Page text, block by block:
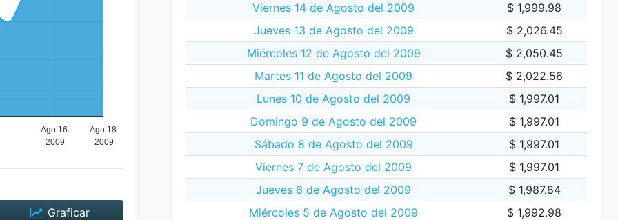
Graficar
Viernes 14 de Agosto del 2009
$ 1,999.98
Jueves 13 de Agosto del 2009
$ 2,026.45
Miércoles 12 de Agosto del 2009
$ 2,050.45
Martes 11 de Agosto del 2009
$ 2,022.56
Lunes 10 de Agosto del 2009
$ 1,997.01
Domingo 9 de Agosto del 2009
$ 1,997.01
Sábado 8 de Agosto del 2009
$ 1,997.01
Viernes 7 de Agosto del 2009
$ 1,997.01
Jueves 6 de Agosto del 2009
$ 1,987.84
Miércoles 5 de Agosto del 2009
$ 1,992.98